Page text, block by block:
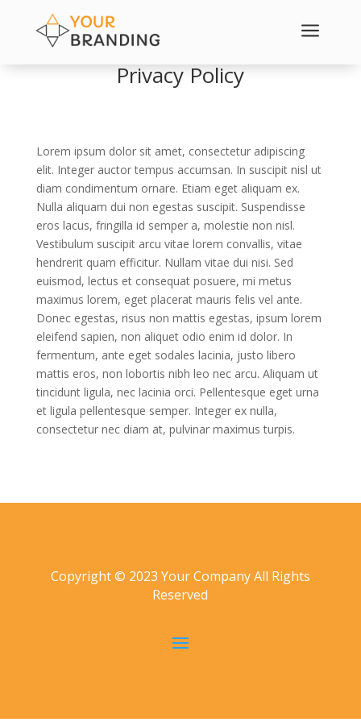
a
Privacy Policy
Lorem ipsum dolor sit amet, consectetur adipiscing
elit. Integer auctor tempus accumsan. In suscipit nisl ut
diam condimentum ornare. Etiam eget aliquam ex.
Nulla aliquam dui non egestas suscipit. Suspendisse
eros lacus, fringilla id semper a, molestie non nisl.
Vestibulum suscipit arcu vitae lorem convallis, vitae
hendrerit quam efficitur. Nullam vitae dui nisi. Sed
euismod, lectus et consequat posuere, mi metus
maximus lorem, eget placerat mauris felis vel ante.
Donec egestas, risus non mattis egestas, ipsum lorem
eleifend sapien, non aliquet odio enim id dolor. In
fermentum, ante eget sodales lacinia, justo libero
mattis eros, non lobortis nibh leo nec arcu. Aliquam ut
tincidunt ligula, nec lacinia orci. Pellentesque eget urna
et ligula pellentesque semper. Integer ex nulla,
consectetur nec diam at, pulvinar maximus turpis.
Copyright © 2023 Your Company All Rights
Reserved